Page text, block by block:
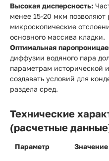
Высокая дисперсность:
менее 15-20 мкм позволяют
микроскопические
основного массива кладки.
Оптимальная
диффузии водяного пара
параметрам исторической
создавать условий для
раздела сред.
Технические
(расчетные
Параметр Значение